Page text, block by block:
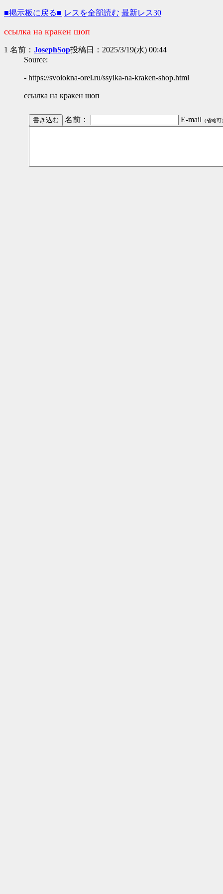
■掲示板に戻る■ レスを全部読む 最新レス30
ссылка на кракен шоп
1 名前： JosephSop投稿日：2025/3/19(水) 00:44
Source:
- https://svoiokna-orel.ru/ssylka-na-kraken-shop.html
ссылка на кракен шоп
名前： E-mail （省略可